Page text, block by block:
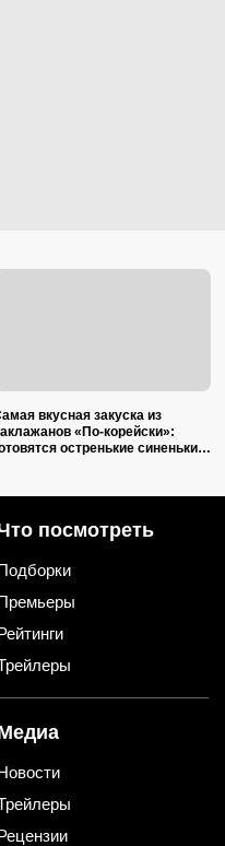
вкусная закуска из
«По-корейски»:
остренькие синенькие
посмотреть